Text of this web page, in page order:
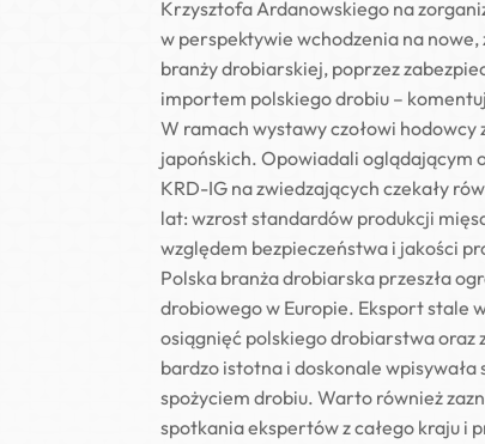
Krzysztofa Ardanowskiego na
w perspektywie wchodzenia na
branży drobiarskiej, poprzez
importem polskiego drobiu –
W ramach wystawy czołowi
japońskich. Opowiadali oglądającym
KRD-IG na zwiedzających czekały
lat: wzrost standardów produkcji
względem bezpieczeństwa i jakości
Polska branża drobiarska przeszła
drobiowego w Europie. Eksport stale
osiągnięć polskiego drobiarstwa oraz
bardzo istotna i doskonale
spożyciem drobiu. Warto również
spotkania ekspertów z całego kraju i